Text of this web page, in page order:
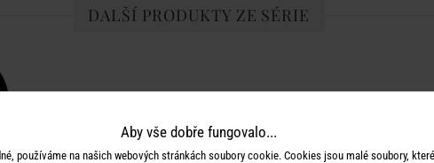
DALŠÍ PRODUKTY ZE SÉRIE
Aby vše dobře fungovalo...
používáme na našich webových stránkách soubory cookie. Cookies jsou malé soubory,